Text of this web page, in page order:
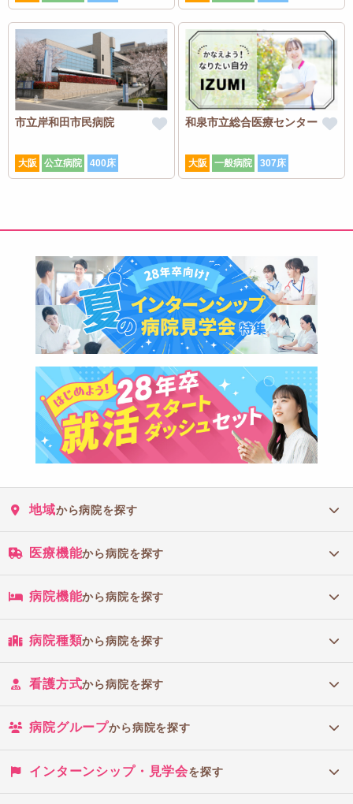
市立岸和田市民病院
大阪 公立病院 400床
和泉市立総合医療センター
大阪 一般病院 307床
地域から病院を探す
医療機能から病院を探す
病院機能から病院を探す
病院種類から病院を探す
看護方式から病院を探す
病院グループから病院を探す
インターンシップ・見学会を探す